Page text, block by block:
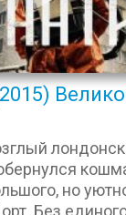
но